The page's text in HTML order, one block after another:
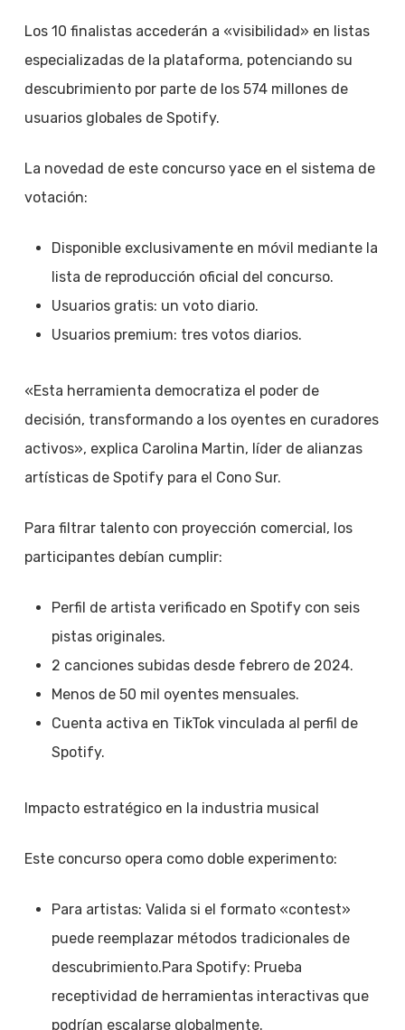
Los 10 finalistas accederán a «visibilidad» en listas
especializadas de la plataforma, potenciando su
descubrimiento por parte de los 574 millones de
usuarios globales de Spotify.
La novedad de este concurso yace en el sistema de
votación:
Disponible exclusivamente en móvil mediante la
lista de reproducción oficial del concurso.
Usuarios gratis: un voto diario.
Usuarios premium: tres votos diarios.
«Esta herramienta democratiza el poder de
decisión, transformando a los oyentes en curadores
activos», explica Carolina Martin, líder de alianzas
artísticas de Spotify para el Cono Sur.
Para filtrar talento con proyección comercial, los
participantes debían cumplir:
Perfil de artista verificado en Spotify con seis
pistas originales.
2 canciones subidas desde febrero de 2024.
Menos de 50 mil oyentes mensuales.
Cuenta activa en TikTok vinculada al perfil de
Spotify.
Impacto estratégico en la industria musical
Este concurso opera como doble experimento:
Para artistas: Valida si el formato «contest»
puede reemplazar métodos tradicionales de
descubrimiento.Para Spotify: Prueba
receptividad de herramientas interactivas que
podrían escalarse globalmente.